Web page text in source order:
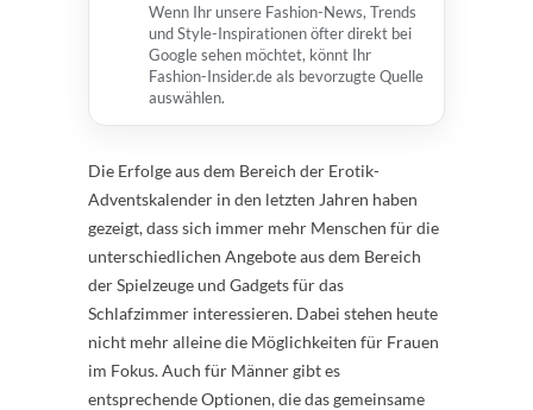
Wenn Ihr unsere Fashion-News, Trends
und Style-Inspirationen öfter direkt bei
Google sehen möchtet, könnt Ihr
Fashion-Insider.de als bevorzugte Quelle
auswählen.
Die Erfolge aus dem Bereich der Erotik-
Adventskalender in den letzten Jahren haben
gezeigt, dass sich immer mehr Menschen für die
unterschiedlichen Angebote aus dem Bereich
der Spielzeuge und Gadgets für das
Schlafzimmer interessieren. Dabei stehen heute
nicht mehr alleine die Möglichkeiten für Frauen
im Fokus. Auch für Männer gibt es
entsprechende Optionen, die das gemeinsame